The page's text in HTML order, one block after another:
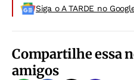
Siga o A TARDE no
Compartilhe essa
amigos